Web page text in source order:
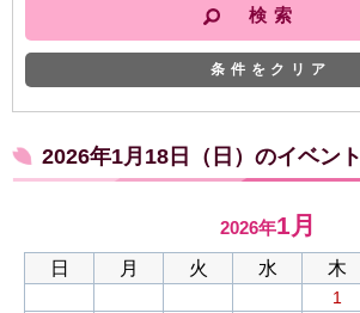
条件をクリア
2026年1月18日（日）のイベント
2026年1月
日 月 火 水 木
1